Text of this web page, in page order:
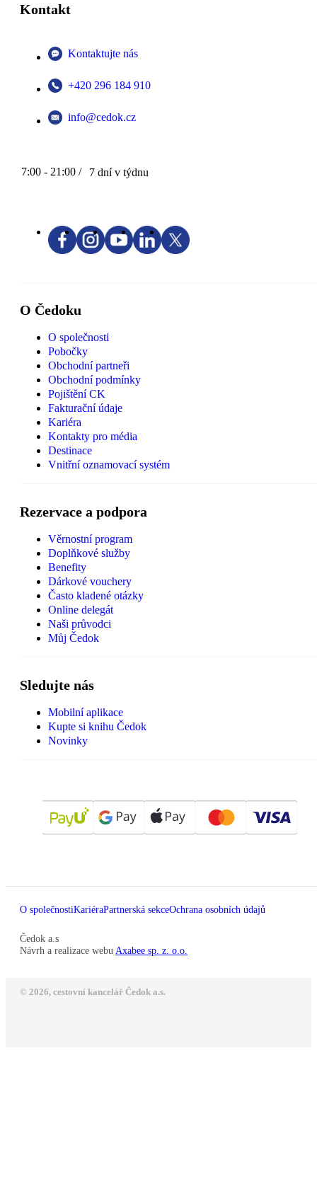
Kontakt
Kontaktujte nás
+420 296 184 910
info@cedok.cz
7:00 - 21:00 / 7 dní v týdnu
O Čedoku
O společnosti
Pobočky
Obchodní partneři
Obchodní podmínky
Pojištění CK
Fakturační údaje
Kariéra
Kontakty pro média
Destinace
Vnitřní oznamovací systém
Rezervace a podpora
Věrnostní program
Doplňkové služby
Benefity
Dárkové vouchery
Často kladené otázky
Online delegát
Naši průvodci
Můj Čedok
Sledujte nás
Mobilní aplikace
Kupte si knihu Čedok
Novinky
O společnostiKariéraPartnerská sekceOchrana osobních údajů
Čedok a.s
Návrh a realizace webu Axabee sp. z. o.o.
© 2026, cestovní kancelář Čedok a.s.